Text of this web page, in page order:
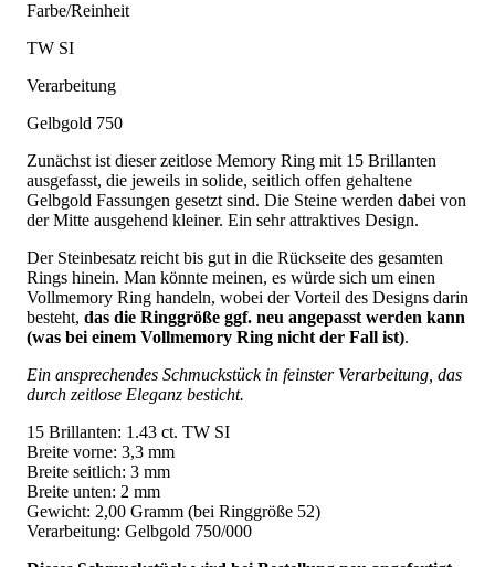
Farbe/Reinheit
TW SI
Verarbeitung
Gelbgold 750
Zunächst ist dieser zeitlose Memory Ring mit 15 Brillanten
ausgefasst, die jeweils in solide, seitlich offen gehaltene
Gelbgold Fassungen gesetzt sind. Die Steine werden dabei von
der Mitte ausgehend kleiner. Ein sehr attraktives Design.
Der Steinbesatz reicht bis gut in die Rückseite des gesamten
Rings hinein. Man könnte meinen, es würde sich um einen
Vollmemory Ring handeln, wobei der Vorteil des Designs darin
besteht, das die Ringgröße ggf. neu angepasst werden kann
(was bei einem Vollmemory Ring nicht der Fall ist).
Ein ansprechendes Schmuckstück in feinster Verarbeitung, das
durch zeitlose Eleganz besticht.
15 Brillanten: 1.43 ct. TW SI
Breite vorne: 3,3 mm
Breite seitlich: 3 mm
Breite unten: 2 mm
Gewicht: 2,00 Gramm (bei Ringgröße 52)
Verarbeitung: Gelbgold 750/000